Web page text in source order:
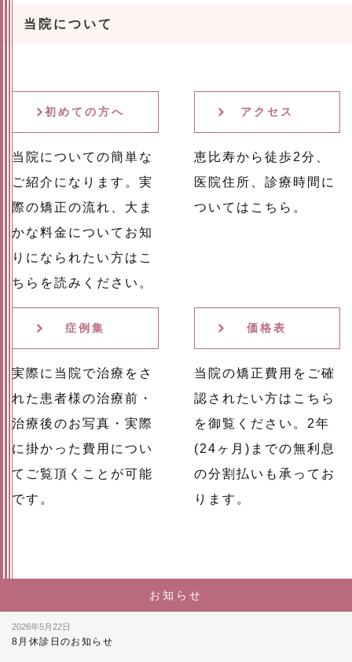
当院について
初めての方へ
当院についての簡単な
ご紹介になります。実
際の矯正の流れ、大ま
かな料金についてお知
りになられたい方はこ
ちらを読みください。
アクセス
恵比寿から徒歩2分、
医院住所、診療時間に
ついてはこちら。
症例集
実際に当院で治療をさ
れた患者様の治療前・
治療後のお写真・実際
に掛かった費用につい
てご覧頂くことが可能
です。
価格表
当院の矯正費用をご確
認されたい方はこちら
を御覧ください。2年
(24ヶ月)までの無利息
の分割払いも承ってお
ります。
お知らせ
2026年5月22日
8月休診日のお知らせ